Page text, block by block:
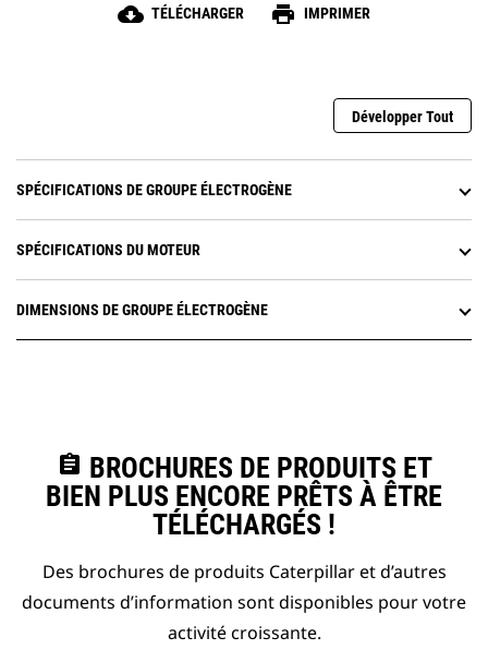
cloud_download TÉLÉCHARGER print IMPRIMER
Développer Tout
SPÉCIFICATIONS DE GROUPE ÉLECTROGÈNE
SPÉCIFICATIONS DU MOTEUR
DIMENSIONS DE GROUPE ÉLECTROGÈNE
assignment BROCHURES DE PRODUITS ET
BIEN PLUS ENCORE PRÊTS À ÊTRE
TÉLÉCHARGÉS !
Des brochures de produits Caterpillar et d’autres
documents d’information sont disponibles pour votre
activité croissante.